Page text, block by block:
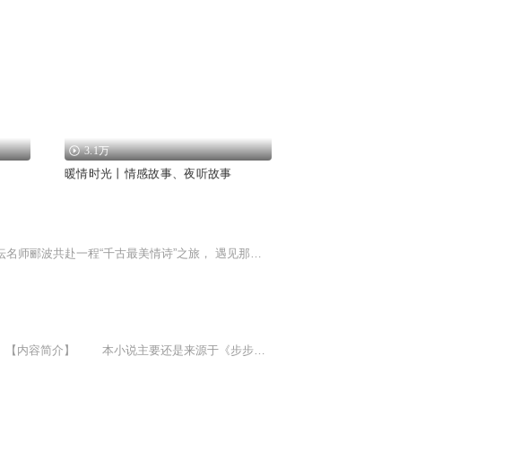
3.1万
暖情时光丨情感故事、夜听故事
一首情诗证明你爱过。 《中国诗词大会》 精彩继续， 跟随百家讲坛名师郦波共赴一程“千古最美情诗”之旅， 遇见那些镌刻在灵魂深处的爱恋与诗篇。 人间自是有情诗，此爱无关风和月。情诗就像你素未谋面的灵魂挚交，她期待着和你千百年后的重逢，把爱恨情愁...
稳定日更5集，不定期爆更，AI主播良心又迷人，订阅追更不迷路！ 【内容简介】 本小说主要还是来源于《步步惊心》，在马尔泰若曦回到现实以后，在博物馆里见到了自己日思夜想的“四爷”，然而自己已经回到了现实，因此，“四爷”是陌生的。但是由于...